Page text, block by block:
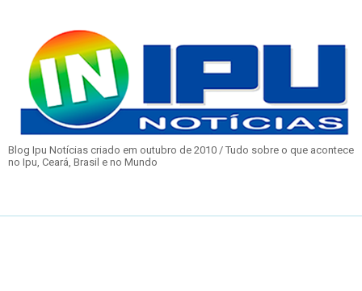
Blog Ipu Notícias criado em outubro de 2010 / Tudo sobre o que acontece
no Ipu, Ceará, Brasil e no Mundo